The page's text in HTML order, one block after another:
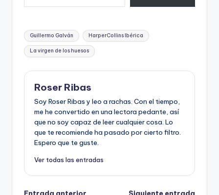
Etiquetas:
Guillermo Galván HarperCollins Ibérica
La virgen de los huesos
Roser Ribas
Soy Roser Ribas y leo a rachas. Con el tiempo,
me he convertido en una lectora pedante, así
que no soy capaz de leer cualquier cosa. Lo
que te recomiende ha pasado por cierto filtro.
Espero que te guste.
Ver todas las entradas